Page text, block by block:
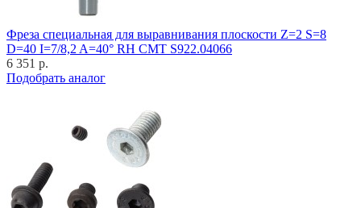
Фреза специальная для выравнивания плоскости Z=2 S=8
D=40 I=7/8,2 A=40° RH CMT S922.04066
6 351 р.
Подобрать аналог